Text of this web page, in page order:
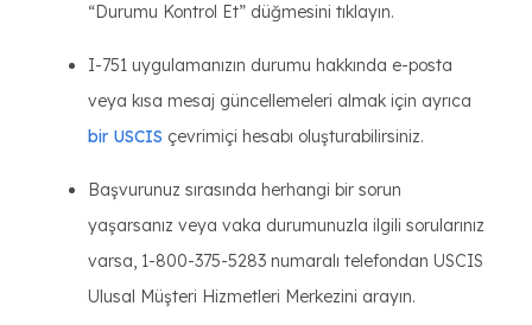
“Durumu Kontrol Et” düğmesini tıklayın.
I-751 uygulamanızın durumu hakkında e-posta
veya kısa mesaj güncellemeleri almak için ayrıca
bir USCIS çevrimiçi hesabı oluşturabilirsiniz.
Başvurunuz sırasında herhangi bir sorun
yaşarsanız veya vaka durumunuzla ilgili sorularınız
varsa, 1-800-375-5283 numaralı telefondan USCIS
Ulusal Müşteri Hizmetleri Merkezini arayın.